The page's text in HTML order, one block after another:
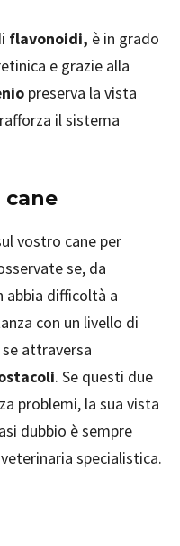
flavonoidi, è in grado
e grazie alla
preserva la vista
il sistema
cane
vostro cane per
se, da
abbia difficoltà a
con un livello di
se attraversa
. Se questi due
problemi, la sua vista
dubbio è sempre
specialistica.